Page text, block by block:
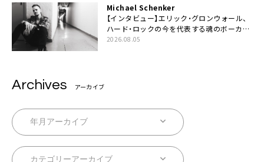
Michael Schenker
【インタビュー】エリック・グロンウォール、
ハード・ロックの今を代表する魂のボーカリ
スト来日決定
2026.08.05
Archives アーカイブ